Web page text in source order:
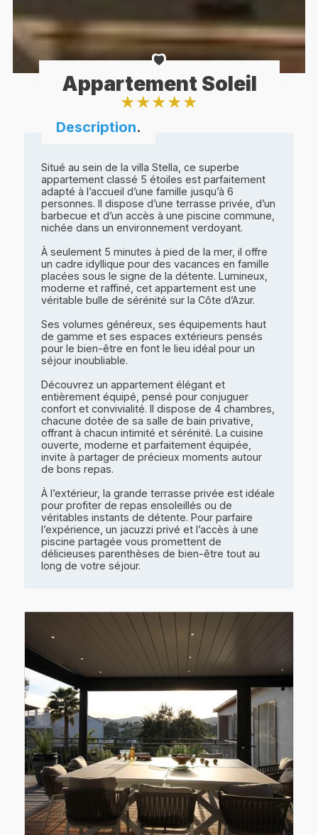
Appartement Soleil
★★★★★
Description.
Situé au sein de la villa Stella, ce superbe
appartement classé 5 étoiles est parfaitement
adapté à l’accueil d’une famille jusqu’à 6
personnes. Il dispose d’une terrasse privée, d’un
barbecue et d’un accès à une piscine commune,
nichée dans un environnement verdoyant.
À seulement 5 minutes à pied de la mer, il offre
un cadre idyllique pour des vacances en famille
placées sous le signe de la détente. Lumineux,
moderne et raffiné, cet appartement est une
véritable bulle de sérénité sur la Côte d’Azur.
Ses volumes généreux, ses équipements haut
de gamme et ses espaces extérieurs pensés
pour le bien-être en font le lieu idéal pour un
séjour inoubliable.
Découvrez un appartement élégant et
entièrement équipé, pensé pour conjuguer
confort et convivialité. Il dispose de 4 chambres,
chacune dotée de sa salle de bain privative,
offrant à chacun intimité et sérénité. La cuisine
ouverte, moderne et parfaitement équipée,
invite à partager de précieux moments autour
de bons repas.
À l’extérieur, la grande terrasse privée est idéale
pour profiter de repas ensoleillés ou de
véritables instants de détente. Pour parfaire
l’expérience, un jacuzzi privé et l’accès à une
piscine partagée vous promettent de
délicieuses parenthèses de bien-être tout au
long de votre séjour.